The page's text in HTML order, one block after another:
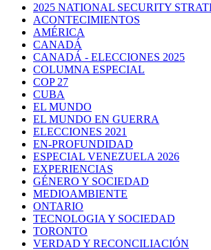
2025 NATIONAL SECURITY
ACONTECIMIENTOS
AMÉRICA
CANADÁ
CANADÁ - ELECCIONES 2025
COLUMNA ESPECIAL
COP 27
CUBA
EL MUNDO
EL MUNDO EN GUERRA
ELECCIONES 2021
EN-PROFUNDIDAD
ESPECIAL VENEZUELA 2026
EXPERIENCIAS
GÉNERO Y SOCIEDAD
MEDIOAMBIENTE
ONTARIO
TECNOLOGIA Y SOCIEDAD
TORONTO
VERDAD Y RECONCILIACIÓN